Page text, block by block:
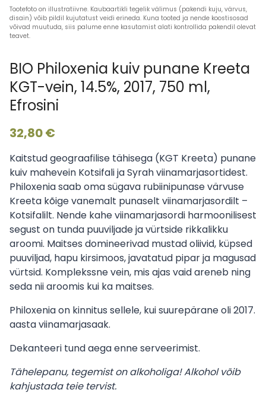
BIO Philoxenia kuiv punane Kreeta
KGT-vein, 14.5%, 2017, 750 ml,
Efrosini
32,80€
Kaitstud geograafilise tähisega (KGT Kreeta) punane
kuiv mahevein Kotsifali ja Syrah viinamarjasortidest.
Philoxenia saab oma sügava rubiinipunase värvuse
Kreeta kõige vanemalt punaselt viinamarjasordilt –
Kotsifalilt. Nende kahe viinamarjasordi harmoonilisest
segust on tunda puuviljade ja vürtside rikkalikku
aroomi. Maitses domineerivad mustad oliivid, küpsed
puuviljad, hapu kirsimoos, javatatud pipar ja magusad
vürtsid. Komplekssne vein, mis ajas vaid areneb ning
seda nii aroomis kui ka maitses.
Philoxenia on kinnitus sellele, kui suurepärane oli 2017.
aasta viinamarjasaak.
Dekanteeri tund aega enne serveerimist.
Tähelepanu, tegemist on alkoholiga! Alkohol võib
kahjustada teie tervist.